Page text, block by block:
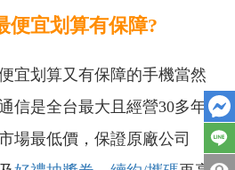
便宜划算有保障?
宜划算又有保障的手機當然
信是全台最大且經營30多年
場最低價，保證原廠公司